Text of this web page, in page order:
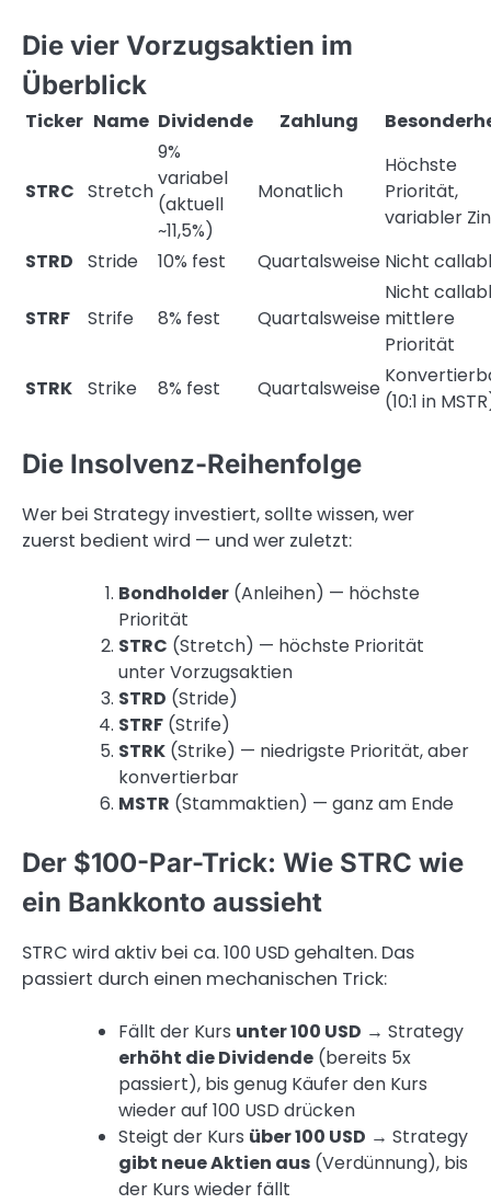
Die vier Vorzugsaktien im
Überblick
Ticker Name Dividende Zahlung
STRC Stretch
9%
variabel
(aktuell
~11,5%)
Monatlich
Höchste
Priorität,
variabler
STRD
Stride 10% fest Quartalsweise Nicht
STRF Strife 8% fest Quartalsweise
Nicht
mittlere
Priorität
STRK
Strike 8% fest Quartalsweise
(10:1 in
Die Insolvenz-Reihenfolge
Wer bei Strategy investiert, sollte wissen, wer
zuerst bedient wird — und wer zuletzt:
Bondholder (Anleihen) — höchste
Priorität
STRC (Stretch) — höchste Priorität
unter Vorzugsaktien
STRD (Stride)
STRF (Strife)
STRK (Strike) — niedrigste Priorität, aber
konvertierbar
MSTR (Stammaktien) — ganz am Ende
Der $100-Par-Trick: Wie STRC wie
ein Bankkonto aussieht
STRC wird aktiv bei ca. 100 USD gehalten. Das
passiert durch einen mechanischen Trick:
Fällt der Kurs unter 100 USD → Strategy
erhöht die Dividende (bereits 5x
passiert), bis genug Käufer den Kurs
wieder auf 100 USD drücken
Steigt der Kurs über 100 USD → Strategy
gibt neue Aktien aus (Verdünnung), bis
der Kurs wieder fällt